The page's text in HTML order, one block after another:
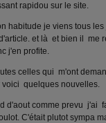
rapidou sur le site.
habitude je viens tous
et là et bien il me
j'en profite.
celles qui m'ont
voici quelques nouvelles.
d'aout comme prevu j'ai
C'était plutot sympa